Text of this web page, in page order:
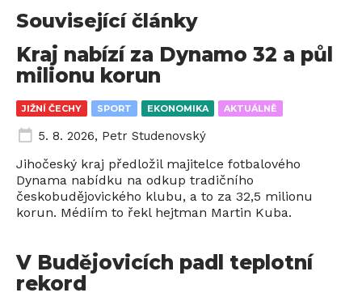
Související články
JIŽNÍ ČECHY SPORT EKONOMIKA AKTUÁLNĚ
Kraj nabízí za Dynamo 32 a půl
milionu korun
5. 8. 2026, Petr Studenovský
Jihočeský kraj předložil majitelce fotbalového
Dynama nabídku na odkup tradičního
českobudějovického klubu, a to za 32,5 milionu
korun. Médiím to řekl hejtman Martin Kuba.
V Budějovicích padl teplotní
rekord